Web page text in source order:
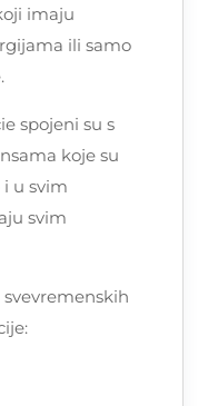
imaju
ili samo
spojeni su s
koje su
u svim
svim